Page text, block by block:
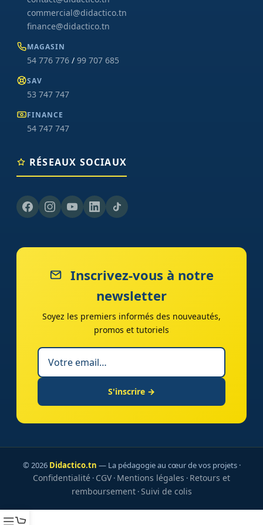
commercial@didactico.tn
finance@didactico.tn
MAGASIN
54 776 776 / 99 707 685
SAV
53 747 747
FINANCE
54 747 747
RÉSEAUX SOCIAUX
Inscrivez-vous à notre
newsletter
Soyez les premiers informés des nouveautés,
promos et tutoriels
S'inscrire →
© 2026 Didactico.tn — La pédagogie au cœur de vos projets ·
Confidentialité · CGV· Mentions légales · Retours et
remboursement·Suivi de colis